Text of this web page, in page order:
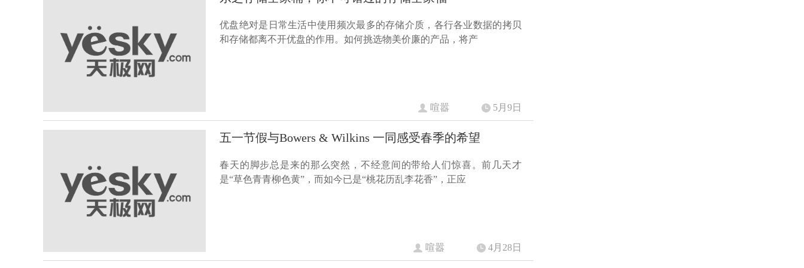
优盘绝对是日常生活中使用频次最多的存储介质，各行各业数据的拷贝
和存储都离不开优盘的作用。如何挑选物美价廉的产品，将产
喧嚣 5月9日
五一节假与Bowers & Wilkins 一同感受春季的希望
春天的脚步总是来的那么突然，不经意间的带给人们惊喜。前几天才
是“草色青青柳色黄”，而如今已是“桃花历乱李花香”，正应
喧嚣 4月28日